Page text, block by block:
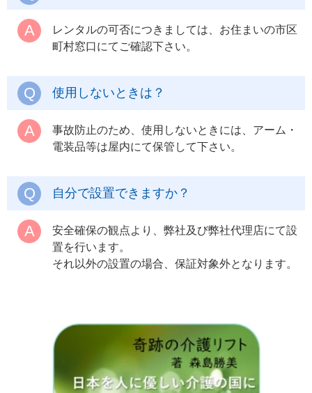
レンタルの可否につきましては、お住まいの市区
町村窓口にてご確認下さい。
使用しないときは？
事故防止のため、使用しないときには、アーム・
電装品等は屋内にて保管して下さい。
自分で設置できますか？
安全確保の観点より、弊社及び弊社代理店にて設
置を行います。
それ以外の設置の場合、保証対象外となります。